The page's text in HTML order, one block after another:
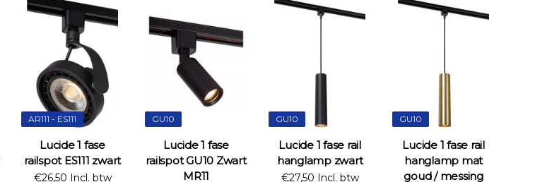
AR111 - ES111
Lucide 1 fase
railspot ES111 zwart
€26,50 Incl. btw
GU10
Lucide 1 fase
railspot GU10 Zwart
MR11
GU10
Lucide 1 fase rail
hanglamp zwart
€27,50 Incl. btw
GU10
Lucide 1 fase rail
hanglamp mat
goud / messing